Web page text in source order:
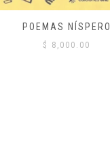
POEMAS NÍSPERO
$ 8,000.00